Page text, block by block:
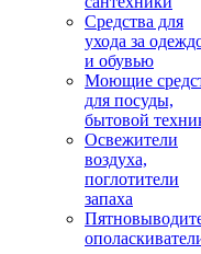
Средства для
ухода за
и обувью
Моющие
для посуды,
бытовой
Освежители
воздуха,
поглотители
запаха